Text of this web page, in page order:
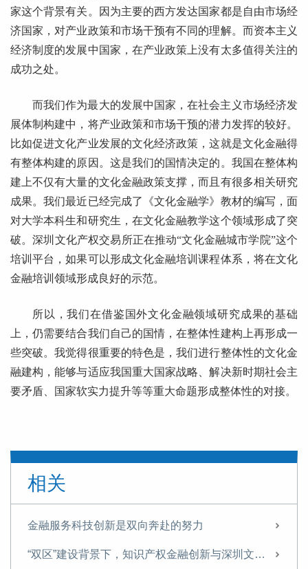
家这个背景有关。因为主要的西方发达国家都是自由市场经
济国家，对产业政策和市场干预有不同的理解。而资本主义
经济制度的发展中国家，在产业政策上没有太多值得关注的
成功之处。
而我们作为最大的发展中国家，在社会主义市场经济发
展体制构建中，将产业政策和市场干预的潜力发挥的较好。
比如促进文化产业发展的文化经济政策，这就是文化金融得
有整体构建的原因。这是我们的国情决定的。我国在整体构
建上不仅有大量的文化金融政策支撑，而且有很多相关研究
成果。我们最近已经完成了《文化金融学》教材的编写，面
对大学本科生和研究生，在文化金融教学这个领域形成了突
破。深圳文化产权交易所正在推动“文化金融城市学院”这个
培训平台，如果可以形成文化金融培训课程体系，将在文化
金融培训领域形成良好的示范。
所以，我们在借鉴国外文化金融领域研究成果的基础
上，仍需要结合我们自己的国情，在整体性建构上再形成一
些突破。我觉得很重要的特色是，我们进行整体性的文化金
融建构，能够与适应我国重大国家战略、解决新时期社会主
要矛盾、国家软实力提升等等重大命题形成整体性的对接。
相关
金融服务科技创新是双向奔赴的努力
“双区”建设背景下，知识产权金融创新与深圳文化金融发展